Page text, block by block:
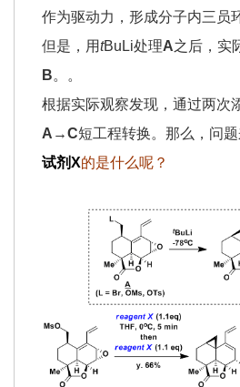
作为驱动力，形成分子内三员
但是，用tBuLi处理A之后，实
B。。
根据实际观察发现，通过两次
A→C短工程转换。那么，问题
试剂X的是什么呢？